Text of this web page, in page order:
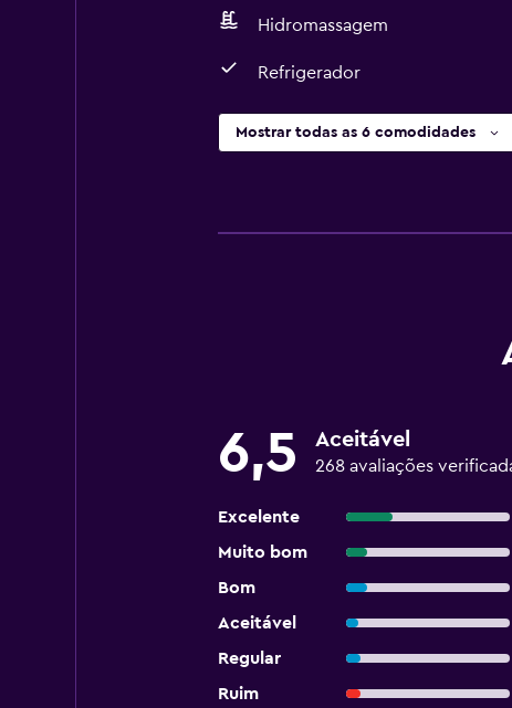
Hidromassagem
Refrigerador
Mostrar todas as 6 comodidades
6,5 Aceitável
268 avaliações
Excelente
Muito bom
Bom
Aceitável
Regular
Ruim